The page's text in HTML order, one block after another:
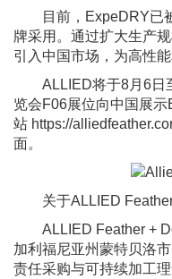
目前，ExpeDRY已
牌采用。通过扩大生产
引入中国市场，为高性
ALLIED将于8月6日
览会F06展位向中国展
站 https://
面。
关于ALLIED
ALLIED Feather +
加利福尼亚州蒙特贝洛
责任采购与可持续加工